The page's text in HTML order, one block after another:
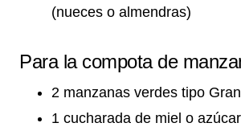
(nueces o almendras)
Para la compota de
2 manzanas verdes tipo
1 cucharada de miel o